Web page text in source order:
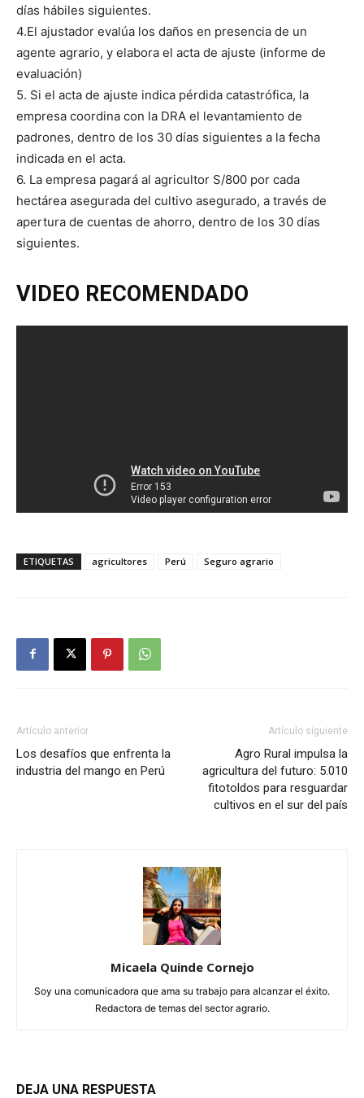
días hábiles siguientes.
4.El ajustador evalúa los daños en presencia de un
agente agrario, y elabora el acta de ajuste (informe de
evaluación)
5. Si el acta de ajuste indica pérdida catastrófica, la
empresa coordina con la DRA el levantamiento de
padrones, dentro de los 30 días siguientes a la fecha
indicada en el acta.
6. La empresa pagará al agricultor S/800 por cada
hectárea asegurada del cultivo asegurado, a través de
apertura de cuentas de ahorro, dentro de los 30 días
siguientes.
VIDEO RECOMENDADO
ETIQUETAS agricultores Perú Seguro agrario
Artículo anterior
Los desafíos que enfrenta la
industria del mango en Perú
Artículo siguiente
Agro Rural impulsa la
agricultura del futuro: 5.010
fitotoldos para resguardar
cultivos en el sur del país
Micaela Quinde Cornejo
Soy una comunicadora que ama su trabajo para alcanzar el éxito.
Redactora de temas del sector agrario.
DEJA UNA RESPUESTA